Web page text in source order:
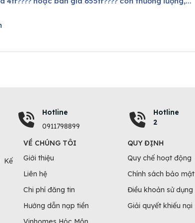
Hotline
0911798899
Hotline
2
Kế
VỀ CHÚNG TÔI
Giới thiệu
Liên hệ
Chi phí đăng tin
Hướng dẫn nạp tiền
QUY ĐỊNH
Quy chế hoạt động
Chính sách bảo mật
Điều khoản sử dụng
Giải quyết khiếu nại